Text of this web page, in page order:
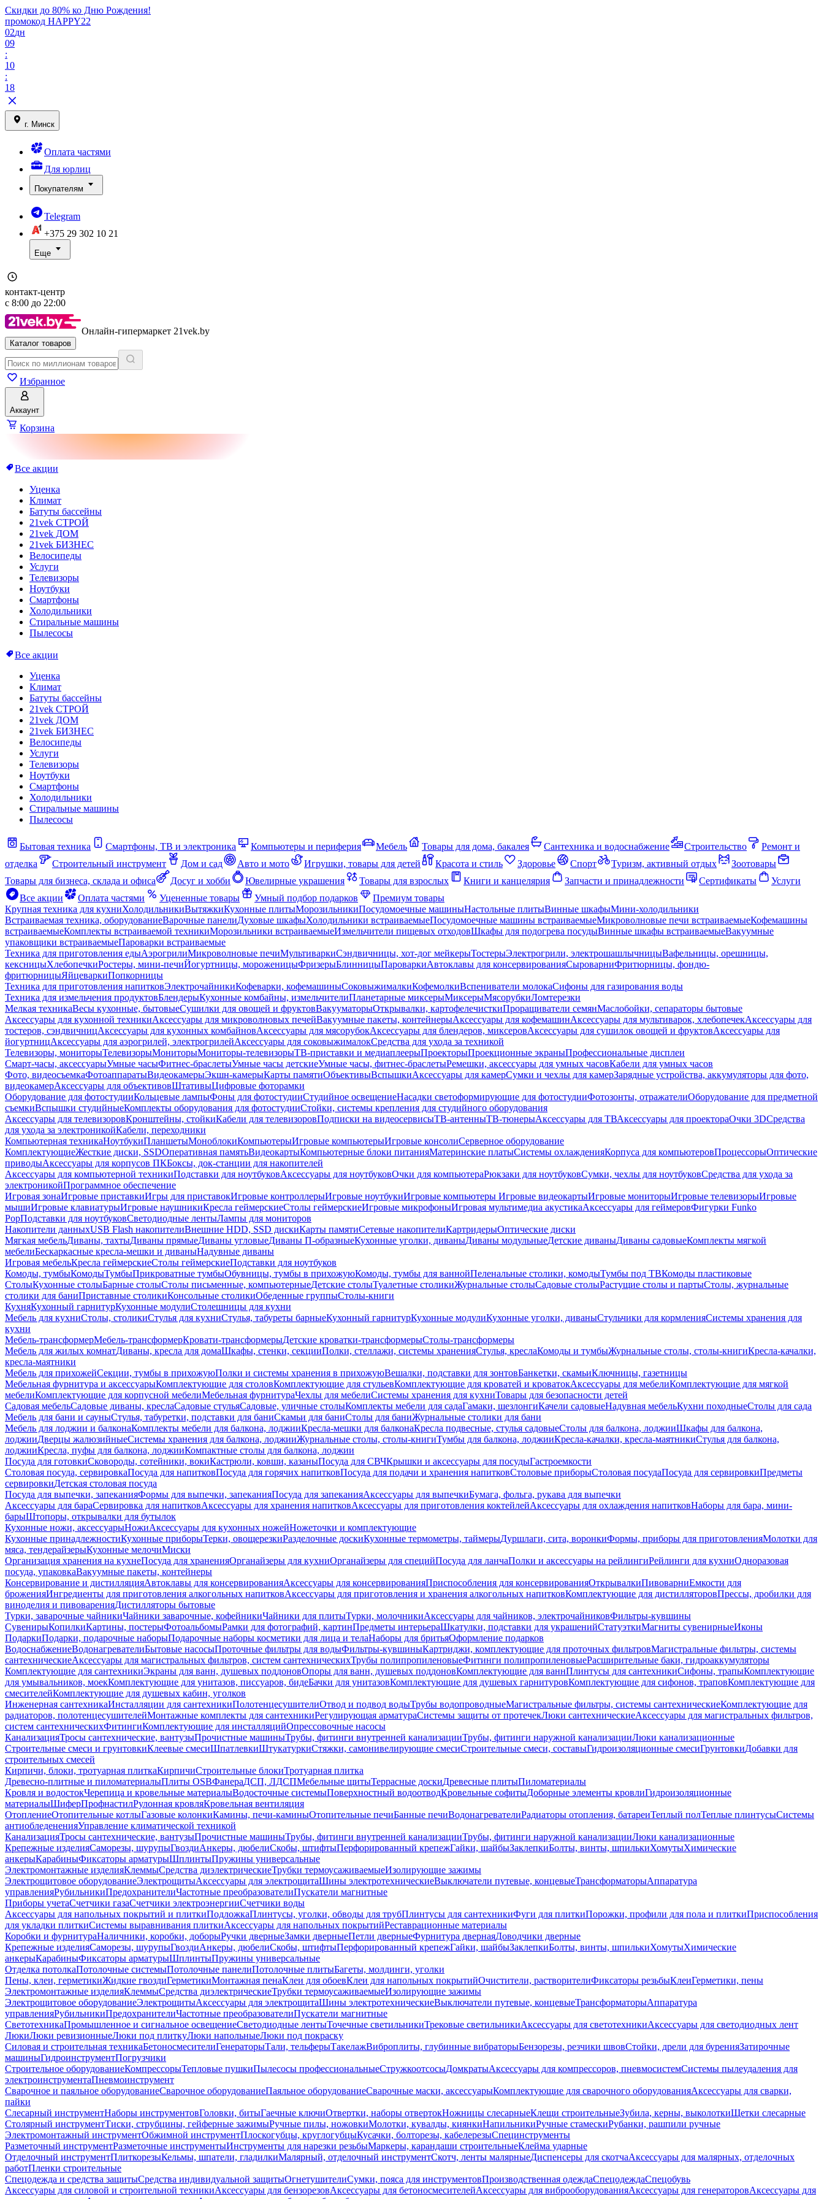
Скидки до 80% ко Дню Рождения!
промокод HAPPY22
02дн
09
:
10
:
18
г. Минск
Оплата частями
Для юрлиц
Покупателям
Telegram
+375 29 302 10 21
Еще
контакт-центр
с 8:00 до 22:00
Онлайн-гипермаркет 21vek.by
Каталог товаров
Избранное
Аккаунт
Корзина
Все акции
Уценка
Климат
Батуты бассейны
21vek СТРОЙ
21vek ДОМ
21vek БИЗНЕС
Велосипеды
Услуги
Телевизоры
Ноутбуки
Смартфоны
Холодильники
Стиральные машины
Пылесосы
Все акции
Уценка
Климат
Батуты бассейны
21vek СТРОЙ
21vek ДОМ
21vek БИЗНЕС
Велосипеды
Услуги
Телевизоры
Ноутбуки
Смартфоны
Холодильники
Стиральные машины
Пылесосы
Бытовая техника Смартфоны, ТВ и электроника Компьютеры и периферия Мебель Товары для дома, бакалея Сантехника и водоснабжение Строительство
Ремонт и
отделка
Строительный инструмент Дом и сад Авто и мото Игрушки, товары для детей Красота и стиль Здоровье Спорт Туризм, активный отдых
Зоотовары
Товары для бизнеса, склада и офиса
Досуг и хобби Ювелирные украшения Товары для взрослых Книги и канцелярия Запчасти и принадлежности Сертификаты
Услуги
Все акции
Оплата частями Уцененные товары Умный подбор подарков
Премиум товары
Крупная техника для кухниХолодильникиВытяжкиКухонные плитыМорозильникиПосудомоечные машиныНастольные плитыВинные шкафыМини-холодильники
Встраиваемая техника, оборудованиеВарочные панелиДуховые шкафыХолодильники встраиваемыеПосудомоечные машины встраиваемыеМикроволновые печи встраиваемыеКофемашины
встраиваемыеКомплекты встраиваемой техникиМорозильники встраиваемыеИзмельчители пищевых отходовШкафы для подогрева посудыВинные шкафы встраиваемыеВакуумные
упаковщики встраиваемыеПароварки встраиваемые
Техника для приготовления едыАэрогрилиМикроволновые печиМультиваркиСэндвичницы, хот-дог мейкерыТостерыЭлектрогрили, электрошашлычницыВафельницы, орешницы,
кексницыХлебопечкиРостеры, мини-печиЙогуртницы, мороженицыФризерыБлинницыПароваркиАвтоклавы для консервированияСыроварниФритюрницы, фондю-
фритюрницыЯйцеваркиПопкорницы
Техника для приготовления напитковЭлектрочайникиКофеварки, кофемашиныСоковыжималкиКофемолкиВспениватели молокаСифоны для газирования воды
Техника для измельчения продуктовБлендерыКухонные комбайны, измельчителиПланетарные миксерыМиксерыМясорубкиЛомтерезки
Мелкая техникаВесы кухонные, бытовыеСушилки для овощей и фруктовВакууматорыОткрывалки, картофелечисткиПроращиватели семянМаслобойки, сепараторы бытовые
Аксессуары для кухонной техникиАксессуары для микроволновых печейВакуумные пакеты, контейнерыАксессуары для кофемашинАксессуары для мультиварок, хлебопечекАксессуары для
тостеров, сэндвичницАксессуары для кухонных комбайновАксессуары для мясорубокАксессуары для блендеров, миксеровАксессуары для сушилок овощей и фруктовАксессуары для
йогуртницАксессуары для аэрогрилей, электрогрилейАксессуары для соковыжималокСредства для ухода за техникой
Телевизоры, мониторыТелевизорыМониторыМониторы-телевизорыТВ-приставки и медиаплеерыПроекторыПроекционные экраныПрофессиональные дисплеи
Смарт-часы, аксессуарыУмные часыФитнес-браслетыУмные часы детскиеУмные часы, фитнес-браслетыРемешки, аксессуары для умных часовКабели для умных часов
Фото, видеосъемкаФотоаппаратыВидеокамерыЭкшн-камерыКарты памятиОбъективыВспышкиАксессуары для камерСумки и чехлы для камерЗарядные устройства, аккумуляторы для фото,
видеокамерАксессуары для объективовШтативыЦифровые фоторамки
Оборудование для фотостудииКольцевые лампыФоны для фотостудииСтудийное освещениеНасадки светоформирующие для фотостудииФотозонты, отражателиОборудование для предметной
съемкиВспышки студийныеКомплекты оборудования для фотостудииСтойки, системы крепления для студийного оборудования
Аксессуары для телевизоровКронштейны, стойкиКабели для телевизоровПодписки на видеосервисыТВ-антенныТВ-тюнерыАксессуары для ТВАксессуары для проектораОчки 3DСредства
для ухода за электроникойКабели, переходники
Компьютерная техникаНоутбукиПланшетыМоноблокиКомпьютерыИгровые компьютерыИгровые консолиСерверное оборудование
КомплектующиеЖесткие диски, SSDОперативная памятьВидеокартыКомпьютерные блоки питанияМатеринские платыСистемы охлажденияКорпуса для компьютеровПроцессорыОптические
приводыАксессуары для корпусов ПКБоксы, док-станции для накопителей
Аксессуары для компьютерной техникиПодставки для ноутбуковАксессуары для ноутбуковОчки для компьютераРюкзаки для ноутбуковСумки, чехлы для ноутбуковСредства для ухода за
электроникойПрограммное обеспечение
Игровая зонаИгровые приставкиИгры для приставокИгровые контроллерыИгровые ноутбукиИгровые компьютеры Игровые видеокартыИгровые мониторыИгровые телевизорыИгровые
мышиИгровые клавиатурыИгровые наушникиКресла геймерскиеСтолы геймерскиеИгровые микрофоныИгровая мультимедиа акустикаАксессуары для геймеровФигурки Funko
PopПодставки для ноутбуковСветодиодные лентыЛампы для мониторов
Накопители данныхUSB Flash накопителиВнешние HDD, SSD дискиКарты памятиСетевые накопителиКартридерыОптические диски
Мягкая мебельДиваны, тахтыДиваны прямыеДиваны угловыеДиваны П-образныеКухонные уголки, диваныДиваны модульныеДетские диваныДиваны садовыеКомплекты мягкой
мебелиБескаркасные кресла-мешки и диваныНадувные диваны
Игровая мебельКресла геймерскиеСтолы геймерскиеПодставки для ноутбуков
Комоды, тумбыКомодыТумбыПрикроватные тумбыОбувницы, тумбы в прихожуюКомоды, тумбы для ваннойПеленальные столики, комодыТумбы под ТВКомоды пластиковые
СтолыКухонные столыБарные столыСтолы письменные, компьютерныеДетские столыТуалетные столикиЖурнальные столыСадовые столыРастущие столы и партыСтолы, журнальные
столики для баниПриставные столикиКонсольные столикиОбеденные группыСтолы-книги
КухняКухонный гарнитурКухонные модулиСтолешницы для кухни
Мебель для кухниСтолы, столикиСтулья для кухниСтулья, табуреты барныеКухонный гарнитурКухонные модулиКухонные уголки, диваныСтульчики для кормленияСистемы хранения для
кухни
Мебель-трансформерМебель-трансформерКровати-трансформерыДетские кроватки-трансформерыСтолы-трансформеры
Мебель для жилых комнатДиваны, кресла для домаШкафы, стенки, секцииПолки, стеллажи, системы храненияСтулья, креслаКомоды и тумбыЖурнальные столы, столы-книгиКресла-качалки,
кресла-маятники
Мебель для прихожейСекции, тумбы в прихожуюПолки и системы хранения в прихожуюВешалки, подставки для зонтовБанкетки, скамьиКлючницы, газетницы
Мебельная фурнитура и аксессуарыКомплектующие для столовКомплектующие для стульевКомплектующие для кроватей и кроватокАксессуары для мебелиКомплектующие для мягкой
мебелиКомплектующие для корпусной мебелиМебельная фурнитураЧехлы для мебелиСистемы хранения для кухниТовары для безопасности детей
Садовая мебельСадовые диваны, креслаСадовые стульяСадовые, уличные столыКомплекты мебели для садаГамаки, шезлонгиКачели садовыеНадувная мебельКухни походныеСтолы для сада
Мебель для бани и сауныСтулья, табуретки, подставки для баниСкамьи для баниСтолы для баниЖурнальные столики для бани
Мебель для лоджии и балконаКомплекты мебели для балкона, лоджииКресла-мешки для балконаКресла подвесные, стулья садовыеСтолы для балкона, лоджииШкафы для балкона,
лоджииДверцы жалюзийныеСистемы хранения для балкона, лоджииЖурнальные столы, столы-книгиТумбы для балкона, лоджииКресла-качалки, кресла-маятникиСтулья для балкона,
лоджииКресла, пуфы для балкона, лоджииКомпактные столы для балкона, лоджии
Посуда для готовкиСковороды, сотейники, вокиКастрюли, ковши, казаныПосуда для СВЧКрышки и аксессуары для посудыГастроемкости
Столовая посуда, сервировкаПосуда для напитковПосуда для горячих напитковПосуда для подачи и хранения напитковСтоловые приборыСтоловая посудаПосуда для сервировкиПредметы
сервировкиДетская столовая посуда
Посуда для выпечки, запеканияФормы для выпечки, запеканияПосуда для запеканияАксессуары для выпечкиБумага, фольга, рукава для выпечки
Аксессуары для бараСервировка для напитковАксессуары для хранения напитковАксессуары для приготовления коктейлейАксессуары для охлаждения напитковНаборы для бара, мини-
барыШтопоры, открывалки для бутылок
Кухонные ножи, аксессуарыНожиАксессуары для кухонных ножейНожеточки и комплектующие
Кухонные принадлежностиКухонные приборыТерки, овощерезкиРазделочные доскиКухонные термометры, таймерыДуршлаги, сита, воронкиФормы, приборы для приготовленияМолотки для
мяса, тендерайзерыКухонные мелочиМиски
Организация хранения на кухнеПосуда для храненияОрганайзеры для кухниОрганайзеры для специйПосуда для ланчаПолки и аксессуары на рейлингиРейлинги для кухниОдноразовая
посуда, упаковкаВакуумные пакеты, контейнеры
Консервирование и дистилляцияАвтоклавы для консервированияАксессуары для консервированияПриспособления для консервированияОткрывалкиПивоварниЕмкости для
броженияИнгредиенты для приготовления алкогольных напитковАксессуары для приготовления и хранения алкогольных напитковКомплектующие для дистилляторовПрессы, дробилки для
виноделия и пивоваренияДистилляторы бытовые
Турки, заварочные чайникиЧайники заварочные, кофейникиЧайники для плитыТурки, молочникиАксессуары для чайников, электрочайниковФильтры-кувшины
СувенирыКопилкиКартины, постерыФотоальбомыРамки для фотографий, картинПредметы интерьераШкатулки, подставки для украшенийСтатуэткиМагниты сувенирныеИконы
ПодаркиПодарки, подарочные наборыПодарочные наборы косметики для лица и телаНаборы для бритьяОформление подарков
ВодоснабжениеВодонагревателиБытовые насосыПроточные фильтры для водыФильтры-кувшиныКартриджи, комплектующие для проточных фильтровМагистральные фильтры, системы
сантехническиеАксессуары для магистральных фильтров, систем сантехническихТрубы полипропиленовыеФитинги полипропиленовыеРасширительные баки, гидроаккумуляторы
Комплектующие для сантехникиЭкраны для ванн, душевых поддоновОпоры для ванн, душевых поддоновКомплектующие для ваннПлинтусы для сантехникиСифоны, трапыКомплектующие
для умывальников, моекКомплектующие для унитазов, писсуаров, бидеБачки для унитазовКомплектующие для душевых гарнитуровКомплектующие для сифонов, траповКомплектующие для
смесителейКомплектующие для душевых кабин, уголков
Инженерная сантехникаИнсталляции для сантехникиПолотенцесушителиОтвод и подвод водыТрубы водопроводныеМагистральные фильтры, системы сантехническиеКомплектующие для
радиаторов, полотенцесушителейМонтажные комплекты для сантехникиРегулирующая арматураСистемы защиты от протечекЛюки сантехническиеАксессуары для магистральных фильтров,
систем сантехническихФитингиКомплектующие для инсталляцийОпрессовочные насосы
КанализацияТросы сантехнические, вантузыПрочистные машиныТрубы, фитинги внутренней канализацииТрубы, фитинги наружной канализацииЛюки канализационные
Строительные смеси и грунтовкиКлеевые смесиШпатлевкиШтукатуркиСтяжки, самонивелирующие смесиСтроительные смеси, составыГидроизоляционные смесиГрунтовкиДобавки для
строительных смесей
Кирпичи, блоки, тротуарная плиткаКирпичиСтроительные блокиТротуарная плитка
Древесно-плитные и пиломатериалыПлиты OSBФанераДСП, ЛДСПМебельные щитыТеррасные доскиДревесные плитыПиломатериалы
Кровля и водостокЧерепица и кровельные материалыВодосточные системыПоверхностный водоотводКровельные софитыДоборные элементы кровлиГидроизоляционные
материалыШиферПрофнастилРулонная кровляКровельная вентиляция
ОтоплениеОтопительные котлыГазовые колонкиКамины, печи-каминыОтопительные печиБанные печиВодонагревателиРадиаторы отопления, батареиТеплый полТеплые плинтусыСистемы
антиобледененияУправление климатической техникой
КанализацияТросы сантехнические, вантузыПрочистные машиныТрубы, фитинги внутренней канализацииТрубы, фитинги наружной канализацииЛюки канализационные
Крепежные изделияСаморезы, шурупыГвоздиАнкеры, дюбелиСкобы, штифтыПерфорированный крепежГайки, шайбыЗаклепкиБолты, винты, шпилькиХомутыХимические
анкерыКарабиныФиксаторы арматурыШплинтыПружины универсальные
Электромонтажные изделияКлеммыСредства диэлектрическиеТрубки термоусаживаемыеИзолирующие зажимы
Электрощитовое оборудованиеЭлектрощитыАксессуары для электрощитаШины электротехническиеВыключатели путевые, концевыеТрансформаторыАппаратура
управленияРубильникиПредохранителиЧастотные преобразователиПускатели магнитные
Приборы учетаСчетчики газаСчетчики электроэнергииСчетчики воды
Аксессуары для напольных покрытий и плиткиПодложкаПлинтусы, уголки, обводы для трубПлинтусы для сантехникиФуги для плиткиПорожки, профили для пола и плиткиПриспособления
для укладки плиткиСистемы выравнивания плиткиАксессуары для напольных покрытийРеставрационные материалы
Коробки и фурнитураНаличники, коробки, доборыРучки дверныеЗамки дверныеПетли дверныеФурнитура двернаяДоводчики дверные
Крепежные изделияСаморезы, шурупыГвоздиАнкеры, дюбелиСкобы, штифтыПерфорированный крепежГайки, шайбыЗаклепкиБолты, винты, шпилькиХомутыХимические
анкерыКарабиныФиксаторы арматурыШплинтыПружины универсальные
Отделка потолкаПотолочные системыПотолочные панелиПотолочные плитыБагеты, молдинги, уголки
Пены, клеи, герметикиЖидкие гвоздиГерметикиМонтажная пенаКлеи для обоевКлеи для напольных покрытийОчистители, растворителиФиксаторы резьбыКлеиГерметики, пены
Электромонтажные изделияКлеммыСредства диэлектрическиеТрубки термоусаживаемыеИзолирующие зажимы
Электрощитовое оборудованиеЭлектрощитыАксессуары для электрощитаШины электротехническиеВыключатели путевые, концевыеТрансформаторыАппаратура
управленияРубильникиПредохранителиЧастотные преобразователиПускатели магнитные
СветотехникаПромышленное и сигнальное освещениеСветодиодные лентыТочечные светильникиТрековые светильникиАксессуары для светотехникиАксессуары для светодиодных лент
ЛюкиЛюки ревизионныеЛюки под плиткуЛюки напольныеЛюки под покраску
Силовая и строительная техникаБетоносмесителиГенераторыТали, тельферыТакелажВиброплиты, глубинные вибраторыБензорезы, резчики швовСтойки, дрели для буренияЗатирочные
машиныГидроинструментПогрузчики
Строительное оборудованиеКомпрессорыТепловые пушкиПылесосы профессиональныеСтружкоотсосыДомкратыАксессуары для компрессоров, пневмосистемСистемы пылеудаления для
электроинструментаПневмоинструмент
Сварочное и паяльное оборудованиеСварочное оборудованиеПаяльное оборудованиеСварочные маски, аксессуарыКомплектующие для сварочного оборудованияАксессуары для сварки,
пайки
Слесарный инструментНаборы инструментовГоловки, битыГаечные ключиОтвертки, наборы отвертокНожницы слесарныеКлещи строительныеЗубила, керны, выколоткиЩетки слесарные
Столярный инструментТиски, струбцины, гейферные зажимыРучные пилы, ножовкиМолотки, кувалды, киянкиНапильникиРучные стамескиРубанки, рашпили ручные
Электромонтажный инструментОбжимной инструментПлоскогубцы, круглогубцыКусачки, болторезы, кабелерезыСпецинструменты
Разметочный инструментРазметочные инструментыИнструменты для нарезки резьбыМаркеры, карандаши строительныеКлейма ударные
Отделочный инструментПлиткорезыКельмы, шпатели, гладилкиМалярный, отделочный инструментСкотч, ленты малярныеДиспенсеры для скотчаАксессуары для малярных, отделочных
работПленки строительные
Спецодежда и средства защитыСредства индивидуальной защитыОгнетушителиСумки, пояса для инструментовПроизводственная одеждаСпецодеждаСпецобувь
Аксессуары для силовой и строительной техникиАксессуары для бензорезовАксессуары для бетоносмесителейАксессуары для виброоборудованияАксессуары для генераторовАксессуары для